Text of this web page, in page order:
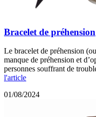
Bracelet de préhension
Le bracelet de préhension
manque de préhension et
personnes souffrant de
l'article
01/08/2024